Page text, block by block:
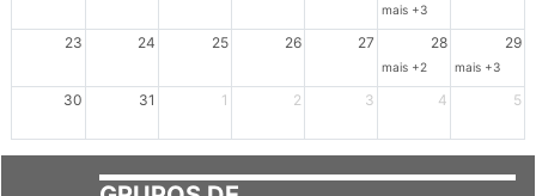
mais +3
23 24 25 26 27 28 29
mais +2 mais +3
30 31 1 2 3 4 5